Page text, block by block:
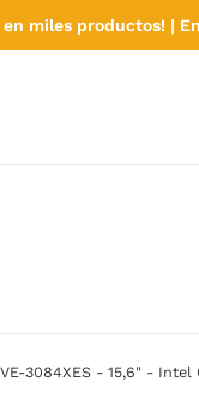
en miles productos! |
3084XES - 15,6" -